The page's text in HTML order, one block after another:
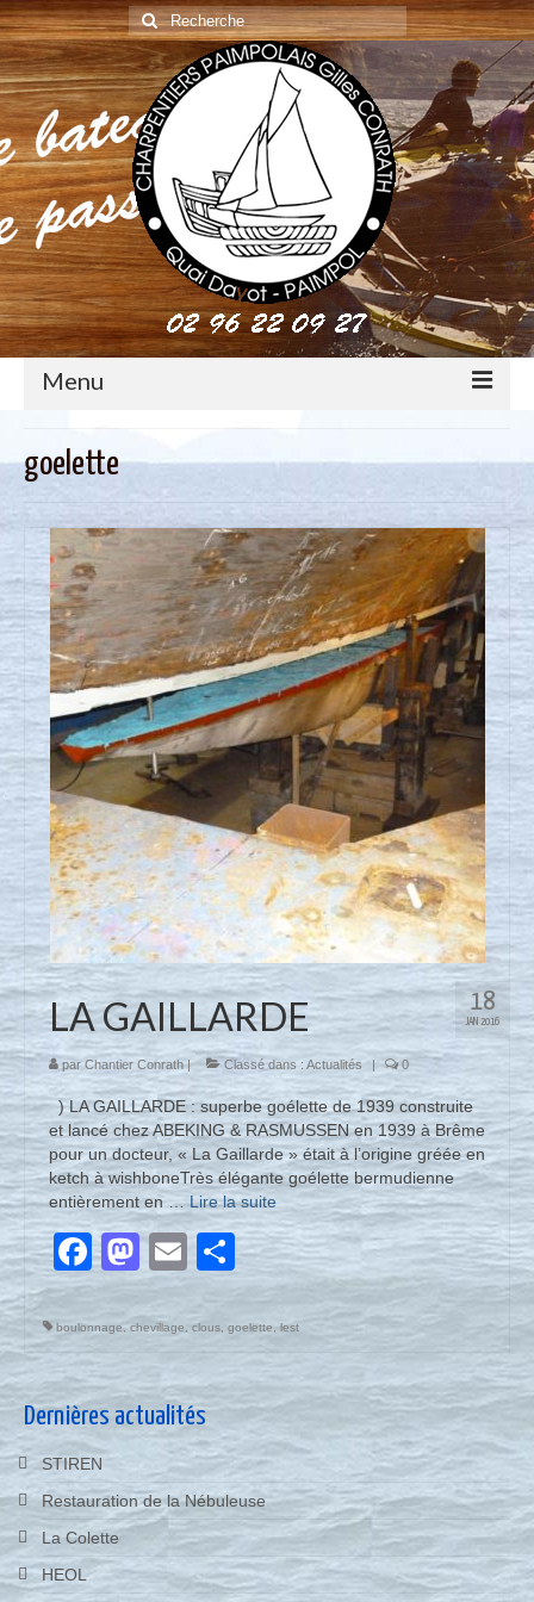
Rechercher
:
Menu
construction : le métier de charpentier de marine
Restauration de bateaux bois
Nous contacter
Actualités
goelette
18
JAN 2016
LA GAILLARDE
par Chantier Conrath| Classé dans : Actualités | 0
) LA GAILLARDE : superbe goélette de 1939 construite
et lancé chez ABEKING & RASMUSSEN en 1939 à Brême
pour un docteur, « La Gaillarde » était à l’origine gréée en
ketch à wishboneTrès élégante goélette bermudienne
entièrement en …Lire la suite­­
Facebook
Mastodon
Email
Partager
boulonnage,chevillage clous goelette ,lest
Dernières actualités
STIREN
Restauration de la Nébuleuse
La Colette
HEOL